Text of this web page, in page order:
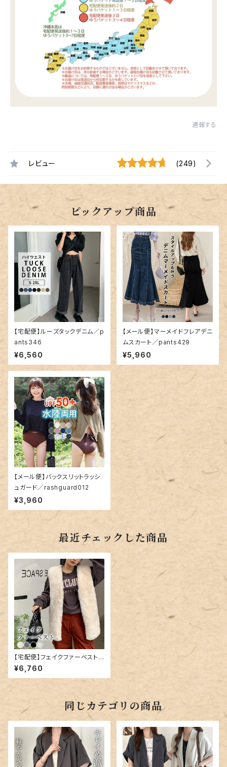
通報する
レビュー (249)
ピックアップ商品
【宅配便】ルーズタックデニム／p
ants346
¥6,560
【メール便】マーメイドフレアデニ
ムスカート／pants429
¥5,960
【メール便】バックスリットラッシ
ュガード／rashguard012
¥3,960
最近チェックした商品
【宅配便】フェイクファーベスト
／tops1792
¥6,760
同じカテゴリの商品